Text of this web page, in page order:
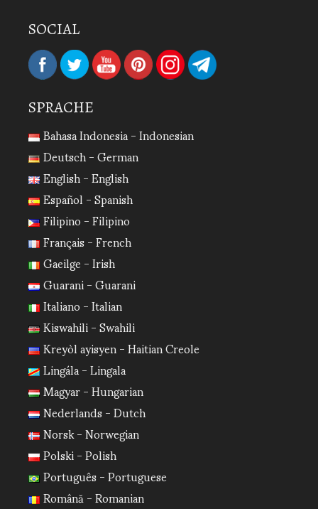
SOCIAL
SPRACHE
Bahasa Indonesia - Indonesian
Deutsch - German
English - English
Español - Spanish
Filipino - Filipino
Français - French
Gaeilge - Irish
Guarani - Guarani
Italiano - Italian
Kiswahili - Swahili
Kreyòl ayisyen - Haitian Creole
Lingála - Lingala
Magyar - Hungarian
Nederlands - Dutch
Norsk - Norwegian
Polski - Polish
Português - Portuguese
Română - Romanian